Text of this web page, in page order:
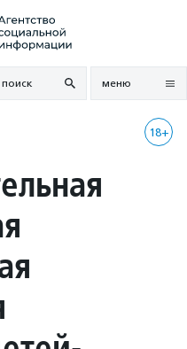
поиск меню
18+